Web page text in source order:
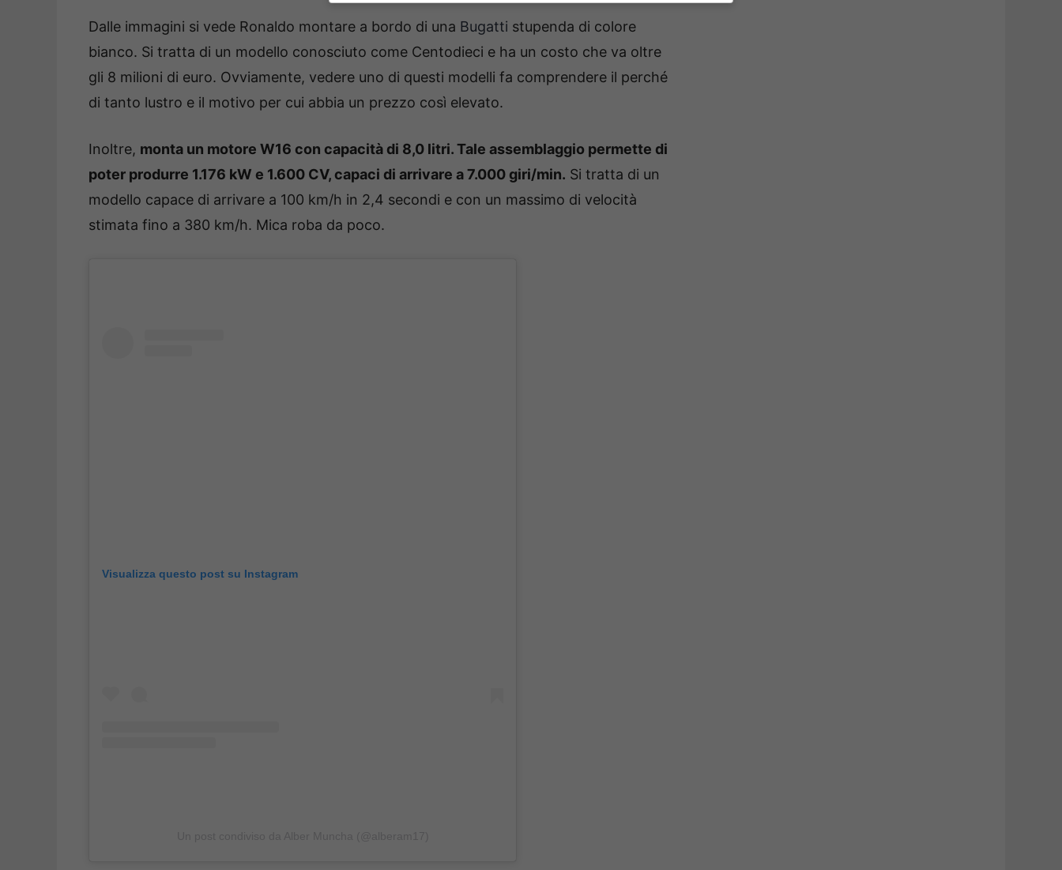
Dalle immagini si vede Ronaldo montare a bordo di una Bugatti stupenda di colore
bianco. Si tratta di un modello conosciuto come Centodieci e ha un costo che va oltre
gli 8 milioni di euro. Ovviamente, vedere uno di questi modelli fa comprendere il perché
di tanto lustro e il motivo per cui abbia un prezzo così elevato.
Inoltre, monta un motore W16 con capacità di 8,0 litri. Tale assemblaggio permette di
poter produrre 1.176 kW e 1.600 CV, capaci di arrivare a 7.000 giri/min. Si tratta di un
modello capace di arrivare a 100 km/h in 2,4 secondi e con un massimo di velocità
stimata fino a 380 km/h. Mica roba da poco.
Visualizza questo post su Instagram